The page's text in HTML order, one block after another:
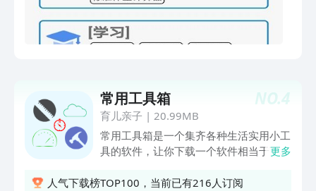
NO.4
常用工具箱
育儿亲子 | 20.99MB
常用工具箱是一个集齐各种生活实用小工
具的软件，让你下载一个软件相当于下载
本将文本直接翻译成各国语言 ，还可以
更多
人气下载榜TOP100，当前已有216人订阅